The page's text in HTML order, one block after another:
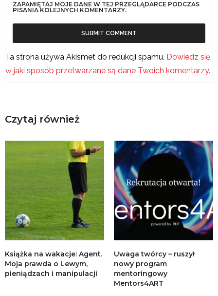
ZAPAMIĘTAJ MOJE DANE W TEJ PRZEGLĄDARCE PODCZAS
PISANIA KOLEJNYCH KOMENTARZY.
Ta strona używa Akismet do redukcji spamu. Dowiedz się,
w jaki sposób przetwarzane są dane Twoich komentarzy.
Czytaj również
Książka na wakacje: Agent.
Moja prawda o Lewym,
pieniądzach i manipulacji
Uwaga twórcy – ruszył
nowy program
mentoringowy
Mentors4ART